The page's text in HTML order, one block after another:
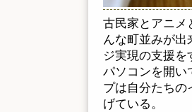
古民家とアニ
んな町並みが出
ジ実現の支援を
パソコンを開
プは自分たちの
げている。